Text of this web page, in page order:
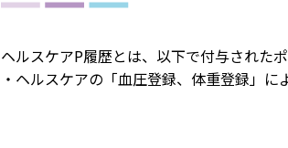
ヘルスケアP履歴とは、以下で付与された
・ヘルスケアの「血圧登録、体重登録」に